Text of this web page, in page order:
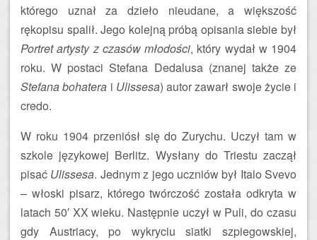
którego uznał za dzieło nieudane, a większość
rękopisu spalił. Jego kolejną próbą opisania siebie był
Portret artysty z czasów młodości, który wydał w 1904
roku. W postaci Stefana Dedalusa (znanej także ze
Stefana bohatera i Ulissesa) autor zawarł swoje życie i
credo.
W roku 1904 przeniósł się do Zurychu. Uczył tam w
szkole językowej Berlitz. Wysłany do Triestu zaczął
pisać Ulissesa. Jednym z jego uczniów był Italo Svevo
– włoski pisarz, którego twórczość została odkryta w
latach 50′ XX wieku. Następnie uczył w Puli, do czasu
gdy Austriacy, po wykryciu siatki szpiegowskiej,